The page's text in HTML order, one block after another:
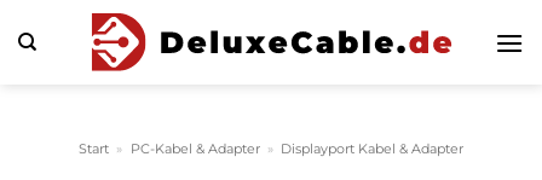
Inhalt
Start » PC-Kabel & Adapter » Displayport Kabel & Adapter